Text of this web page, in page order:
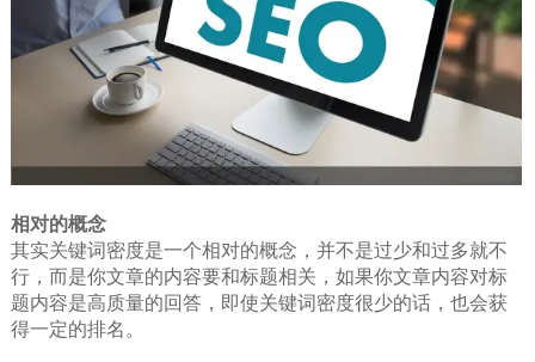
相对的概念
其实关键词密度是一个相对的概念，并不是过少和过多就不
行，而是你文章的内容要和标题相关，如果你文章内容对标
题内容是高质量的回答，即使关键词密度很少的话，也会获
得一定的排名。